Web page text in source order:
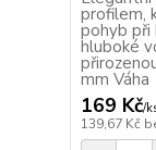
profilem,
pohyb při
hluboké
mm Váha
169 Kč/
139,67 Kč